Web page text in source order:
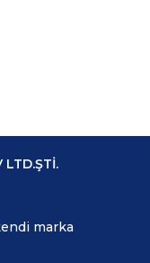
marka